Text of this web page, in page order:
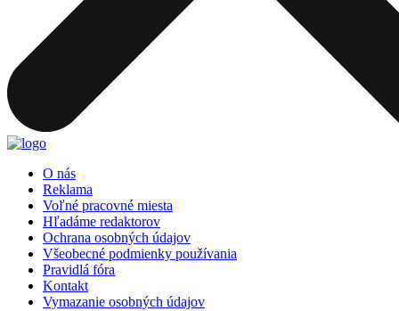
O nás
Reklama
Voľné pracovné miesta
Hľadáme redaktorov
Ochrana osobných údajov
Všeobecné podmienky používania
Pravidlá fóra
Kontakt
Vymazanie osobných údajov